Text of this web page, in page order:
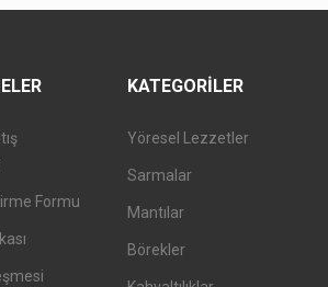
Formu
KATEGORILER
Yöresel Lezzetler
Sarmalar
Mantılar
Börekler